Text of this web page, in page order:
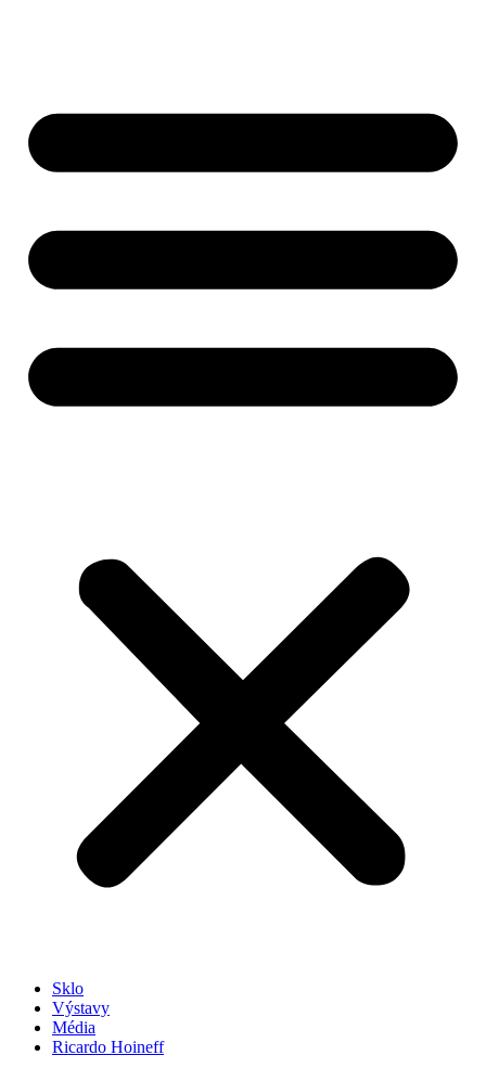
Sklo
Výstavy
Média
Ricardo Hoineff